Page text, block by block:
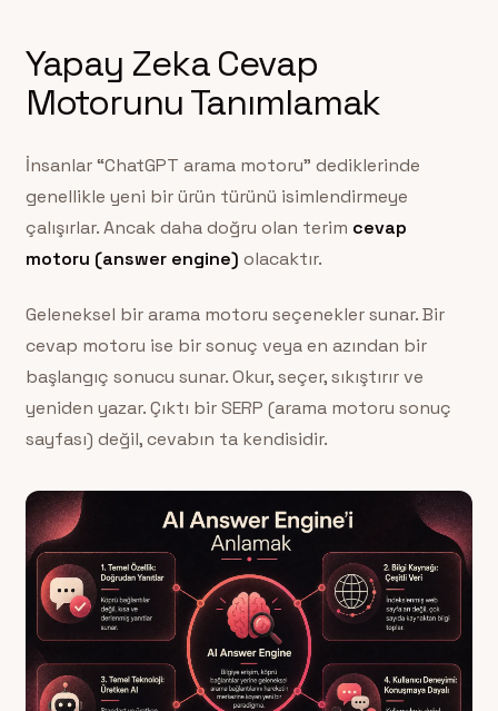
Yapay Zeka Cevap
Motorunu Tanımlamak
İnsanlar “ChatGPT arama motoru” dediklerinde
genellikle yeni bir ürün türünü isimlendirmeye
çalışırlar. Ancak daha doğru olan terim cevap
motoru (answer engine) olacaktır.
Geleneksel bir arama motoru seçenekler sunar. Bir
cevap motoru ise bir sonuç veya en azından bir
başlangıç sonucu sunar. Okur, seçer, sıkıştırır ve
yeniden yazar. Çıktı bir SERP (arama motoru sonuç
sayfası) değil, cevabın ta kendisidir.